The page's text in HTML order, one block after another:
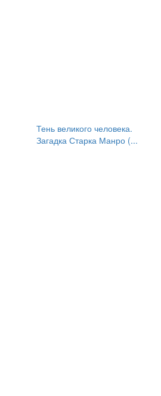
Тень великого человека.
Загадка Старка Манро (...